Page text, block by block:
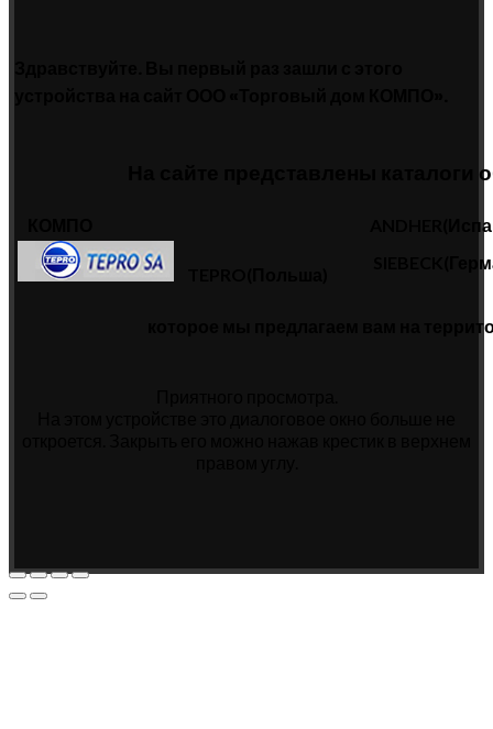
На сайте представлены каталоги
которое мы предлагаем вам на